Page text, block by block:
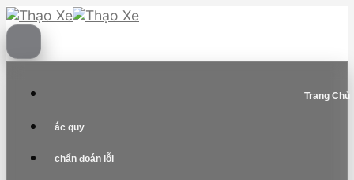
Skip
to
content
Trang Chủ
ắc quy
chẩn đoán lỗi